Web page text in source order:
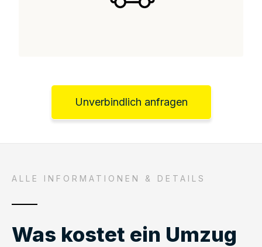
Unverbindlich anfragen
ALLE INFORMATIONEN & DETAILS
Was kostet ein Umzug